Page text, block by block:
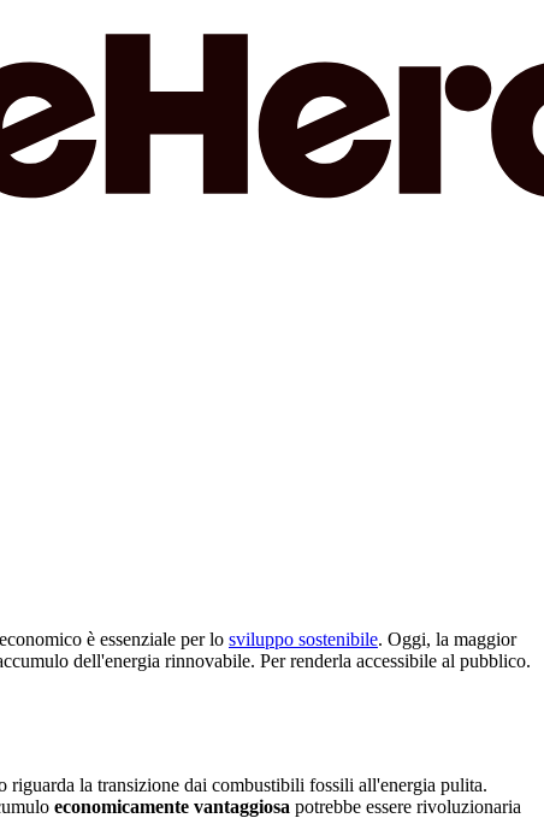
è essenziale per lo sviluppo sostenibile. Oggi, la maggior
dell'energia rinnovabile. Per renderla accessibile al pubblico.
riguarda la transizione dai combustibili fossili all'energia pulita.
economicamente vantaggiosa potrebbe essere rivoluzionaria